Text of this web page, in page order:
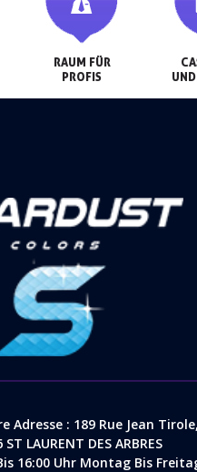
RAUM FÜR
PROFIS
Adresse : 189 Rue Jean Tirole,
ST LAURENT DES ARBRES
16:00 Uhr Montag Bis